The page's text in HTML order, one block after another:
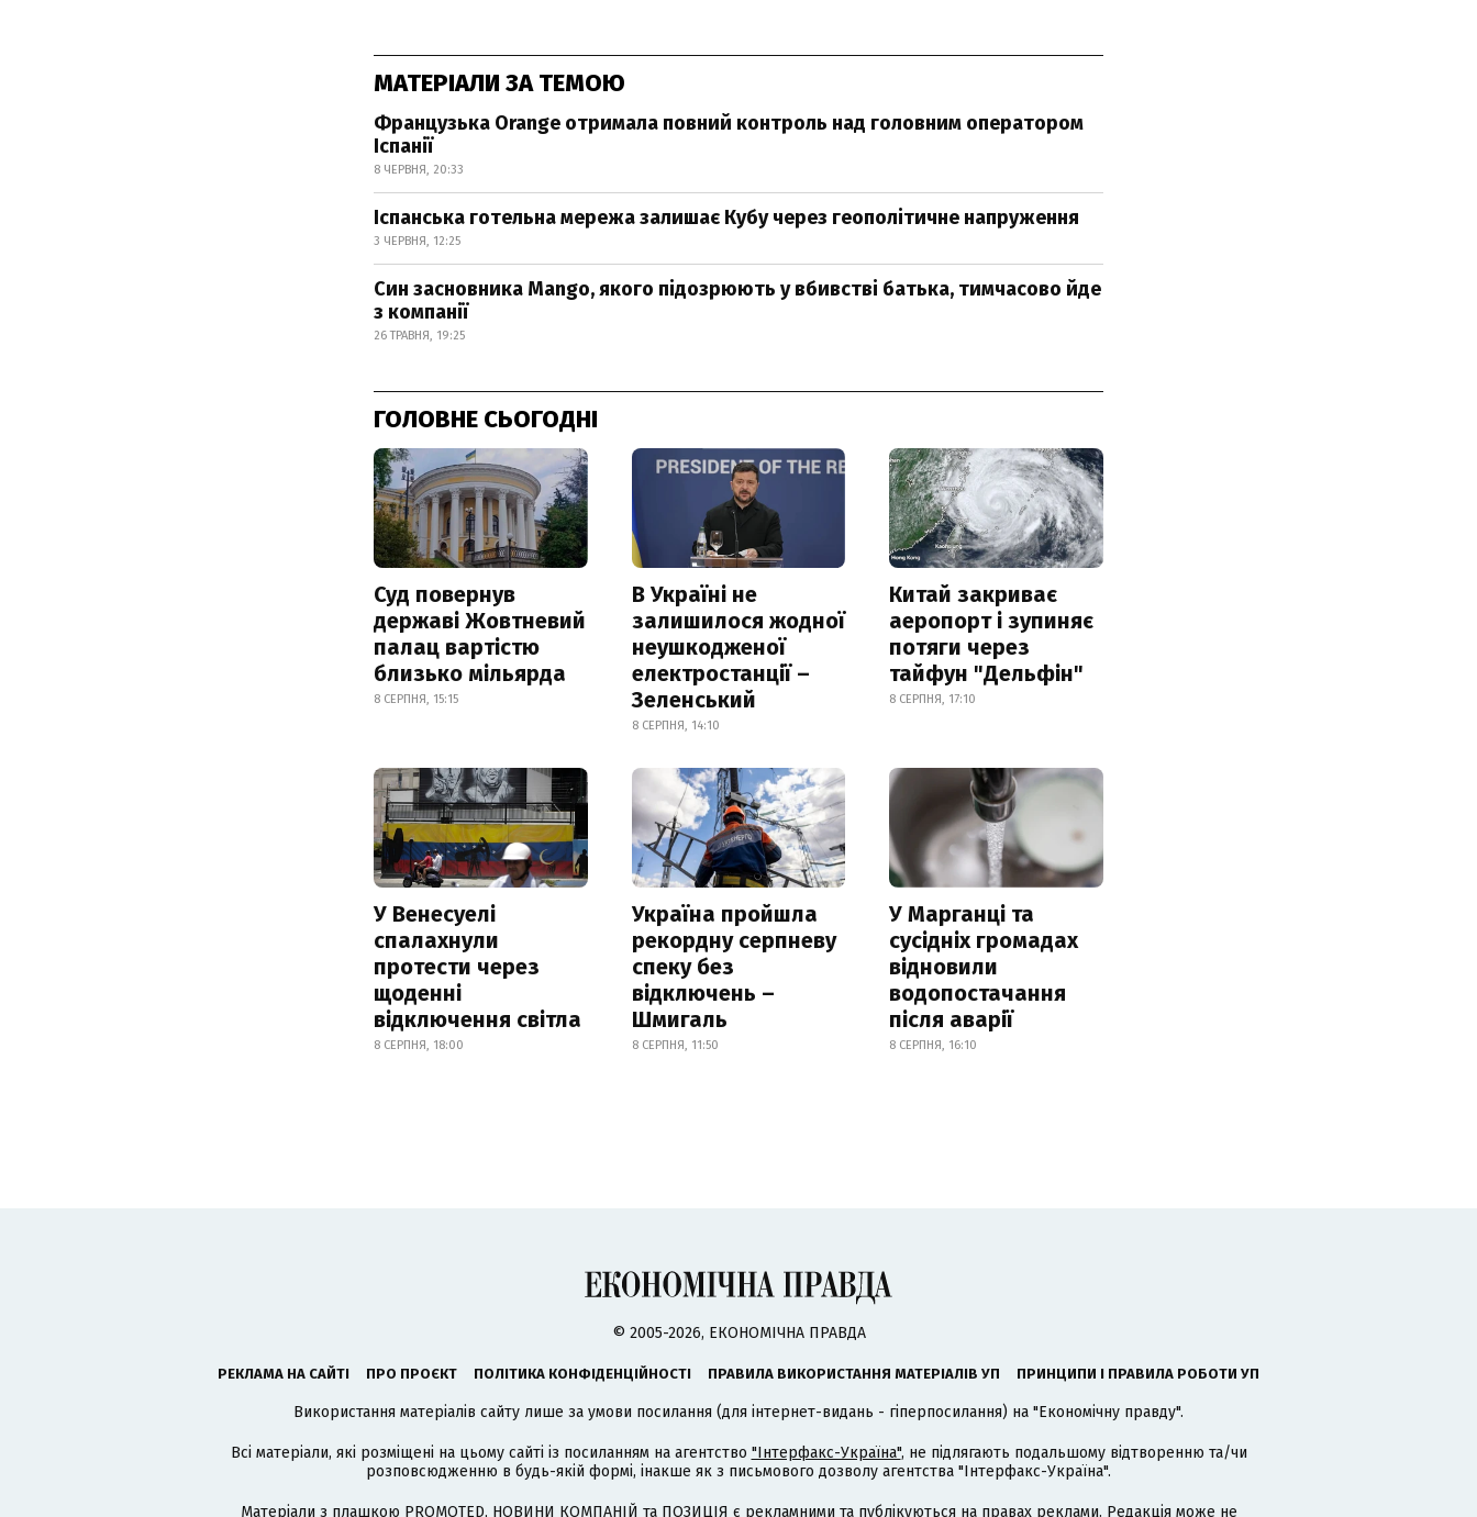
МАТЕРІАЛИ ЗА ТЕМОЮ
Французька Orange отримала повний контроль над головним оператором
Іспанії
8 ЧЕРВНЯ, 20:33
Іспанська готельна мережа залишає Кубу через геополітичне напруження
3 ЧЕРВНЯ, 12:25
Син засновника Mango, якого підозрюють у вбивстві батька, тимчасово йде
з компанії
26 ТРАВНЯ, 19:25
ГОЛОВНЕ СЬОГОДНІ
Суд повернув
державі Жовтневий
палац вартістю
близько мільярда
8 СЕРПНЯ, 15:15
В Україні не
залишилося жодної
неушкодженої
електростанції –
Зеленський
8 СЕРПНЯ, 14:10
Китай закриває
аеропорт і зупиняє
потяги через
тайфун "Дельфін"
8 СЕРПНЯ, 17:10
У Венесуелі
спалахнули
протести через
щоденні
відключення світла
8 СЕРПНЯ, 18:00
Україна пройшла
рекордну серпневу
спеку без
відключень –
Шмигаль
8 СЕРПНЯ, 11:50
У Марганці та
сусідніх громадах
відновили
водопостачання
після аварії
8 СЕРПНЯ, 16:10
© 2005-2026, ЕКОНОМІЧНА ПРАВДА
РЕКЛАМА НА САЙТІ ПРО ПРОЄКТ ПОЛІТИКА КОНФІДЕНЦІЙНОСТІ ПРАВИЛА ВИКОРИСТАННЯ МАТЕРІАЛІВ УП ПРИНЦИПИ І ПРАВИЛА РОБОТИ УП
Використання матеріалів сайту лише за умови посилання (для інтернет-видань - гіперпосилання) на "Економічну правду".
Всі матеріали, які розміщені на цьому сайті із посиланням на агентство "Інтерфакс-Україна", не підлягають подальшому відтворенню та/чи
розповсюдженню в будь-якій формі, інакше як з письмового дозволу агентства "Інтерфакс-Україна".
Матеріали з плашкою PROMOTED, НОВИНИ КОМПАНІЙ та ПОЗИЦІЯ є рекламними та публікуються на правах реклами. Редакція може не